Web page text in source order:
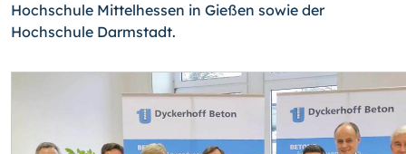
Hochschule Mittelhessen in Gießen sowie der
Hochschule Darmstadt.